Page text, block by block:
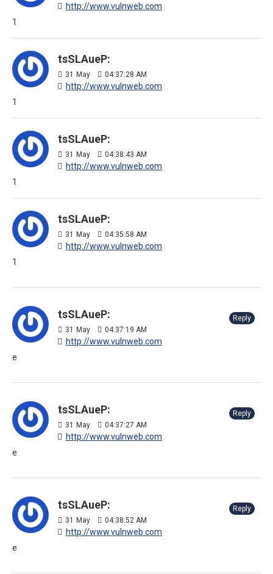
http://www.vulnweb.com
1
tsSLAueP:
31 May 04:37:28 AM
http://www.vulnweb.com
1
tsSLAueP:
31 May 04:38:43 AM
http://www.vulnweb.com
1
tsSLAueP:
31 May 04:35:58 AM
http://www.vulnweb.com
1
tsSLAueP:
31 May 04:37:19 AM
http://www.vulnweb.com
Reply
e
tsSLAueP:
31 May 04:37:27 AM
http://www.vulnweb.com
Reply
e
tsSLAueP:
31 May 04:38:52 AM
http://www.vulnweb.com
Reply
e